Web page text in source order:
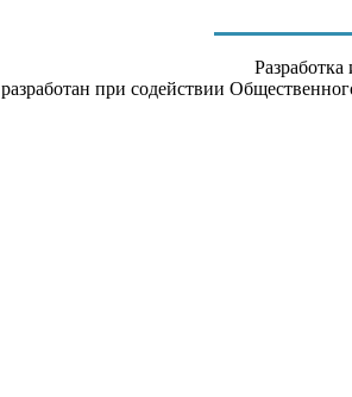
при содействии